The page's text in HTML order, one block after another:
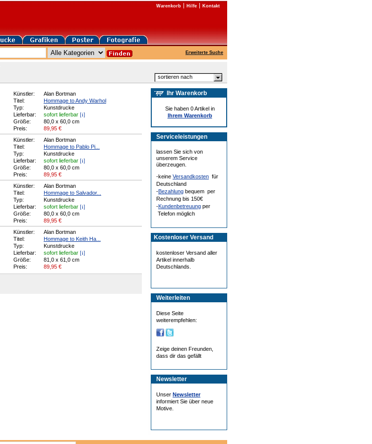
Warenkorb Hilfe Kontakt
Erweiterte Suche
sortieren nach
Künstler:
Alan Bortman
Titel:
Hommage to Andy Warhol
Typ:
Kunstdrucke
Lieferbar:
sofort lieferbar [i]
Größe:
80,0 x 60,0 cm
Preis:
89,95 €
Künstler:
Alan Bortman
Titel:
Hommage to Pablo Pi...
Typ:
Kunstdrucke
Lieferbar:
sofort lieferbar [i]
Größe:
80,0 x 60,0 cm
Preis:
89,95 €
Künstler:
Alan Bortman
Titel:
Hommage to Salvador...
Typ:
Kunstdrucke
Lieferbar:
sofort lieferbar [i]
Größe:
80,0 x 60,0 cm
Preis:
89,95 €
Künstler:
Alan Bortman
Titel:
Hommage to Keith Ha...
Typ:
Kunstdrucke
Lieferbar:
sofort lieferbar [i]
Größe:
81,0 x 61,0 cm
Preis:
89,95 €
Ihr Warenkorb
Sie haben 0 Artikel in
Ihrem Warenkorb
Serviceleistungen
lassen Sie sich von
unserem Service
überzeugen.
-keine Versandkosten für
Deutschland
-Bezahlung bequem per
Rechnung bis 150€
-Kundenbetreuung per
Telefon möglich
Kostenloser Versand
kostenloser Versand aller
Artikel innerhalb
Deutschlands.
Weiterleiten
Diese Seite
weiterempfehlen:
Zeige deinen Freunden,
dass dir das gefällt
Newsletter
Unser Newsletter
informiert Sie über neue
Motive.